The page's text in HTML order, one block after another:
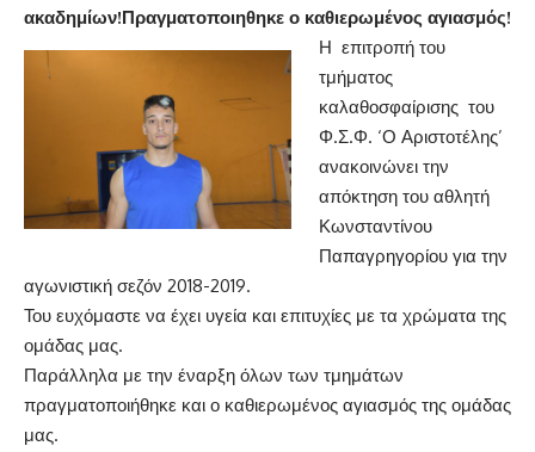
ακαδημίων!Πραγματοποιηθηκε ο καθιερωμένος αγιασμός!
Η επιτροπή του
τμήματος
καλαθοσφαίρισης του
Φ.Σ.Φ. ‘Ο Αριστοτέλης’
ανακοινώνει την
απόκτηση του αθλητή
Κωνσταντίνου
Παπαγρηγορίου για την
αγωνιστική σεζόν 2018-2019.
Του ευχόμαστε να έχει υγεία και επιτυχίες με τα χρώματα της
ομάδας μας.
Παράλληλα με την έναρξη όλων των τμημάτων
πραγματοποιήθηκε και ο καθιερωμένος αγιασμός της ομάδας
μας.